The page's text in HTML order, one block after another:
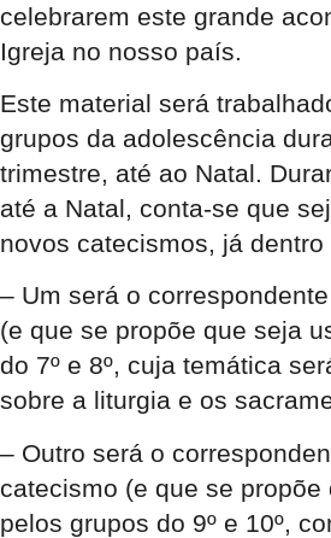
celebrarem este grande
Igreja no nosso país.
Este material será
grupos da adolescência
trimestre, até ao Natal.
até a Natal, conta-se que
novos catecismos, já
– Um será o
(e que se propõe que seja
do 7º e 8º, cuja temática
sobre a liturgia e os
– Outro será o
catecismo (e que se propõe
pelos grupos do 9º e 10º,